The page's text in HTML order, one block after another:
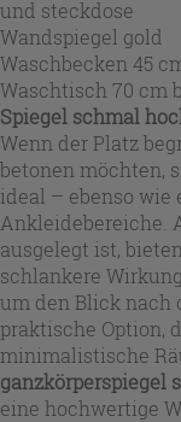
und steckdose
Wandspiegel gold
Waschbecken 45
Waschtisch 70 cm
Spiegel schmal
Wenn der Platz
betonen möchten,
ideal – ebenso wie
Ankleidebereiche.
ausgelegt ist,
schlankere
um den Blick nach
praktische Option,
minimalistische
ganzkörperspiegel
eine hochwertige